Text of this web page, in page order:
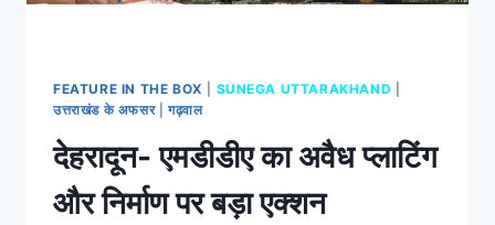
FEATURE IN THE BOX SUNEGA UTTARAKHAND
उत्तराखंड के अफसर| गढ़वाल
देहरादून- एमडीडीए का अवैध प्लाटिंग
और निर्माण पर बड़ा एक्शन